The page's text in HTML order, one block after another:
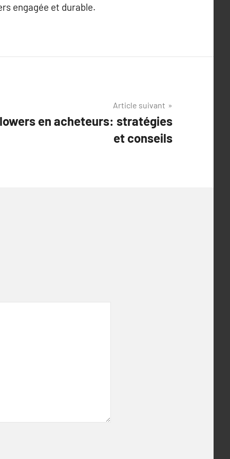
engagée et durable.
Article suivant
en acheteurs: stratégies
et conseils